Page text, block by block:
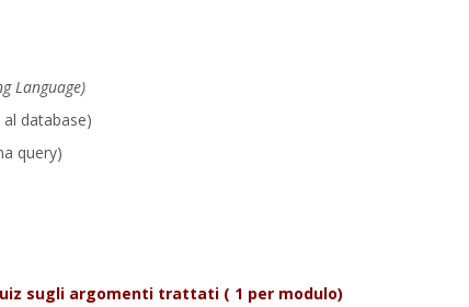
Language)
database)
query)
sugli argomenti trattati ( 1 per modulo)